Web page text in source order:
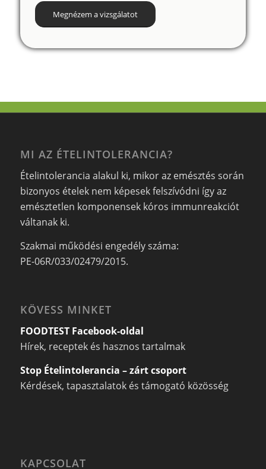
Megnézem a vizsgálatot
MI AZ ÉTELINTOLERANCIA?
Ételintolerancia alakul ki, mikor az emésztés során
bizonyos ételek nem képesek felszívódni így az
emésztetlen komponensek kóros immunreakciót
váltanak ki.
Szakmai működési engedély száma:
PE-06R/033/02479/2015.
KÖVESS MINKET
FOODTEST Facebook-oldal
Hírek, receptek és hasznos tartalmak
Stop Ételintolerancia – zárt csoport
Kérdések, tapasztalatok és támogató közösség
KAPCSOLAT